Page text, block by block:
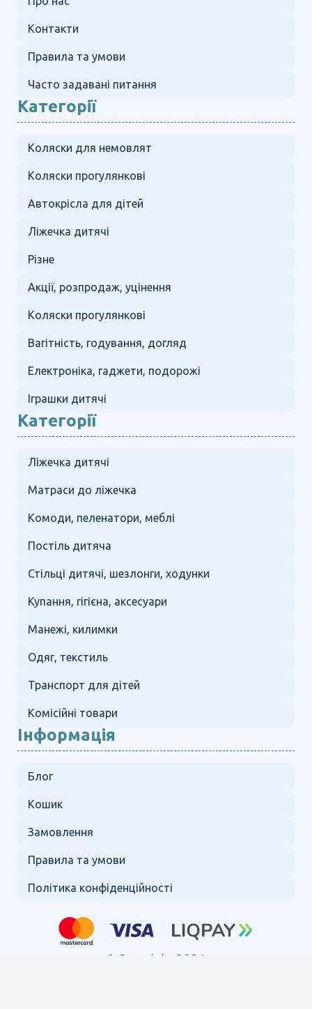
Контакти
Правила та умови
Часто задавані питання
Категорії
Коляски для немовлят
Коляски прогулянкові
Автокрісла для дітей
Ліжечка дитячі
Різне
Акції, розпродаж, уцінення
Коляски прогулянкові
Вагітність, годування, догляд
Електроніка, гаджети, подорожі
Іграшки дитячі
Категорії
Ліжечка дитячі
Матраси до ліжечка
Комоди, пеленатори, меблі
Постіль дитяча
Стільці дитячі, шезлонги, ходунки
Купання, гігієна, аксесуари
Манежі, килимки
Одяг, текстиль
Транспорт для дітей
Комісійні товари
Інформація
Блог
Кошик
Замовлення
Правила та умови
Політика конфіденційності
© Copyright 2024.